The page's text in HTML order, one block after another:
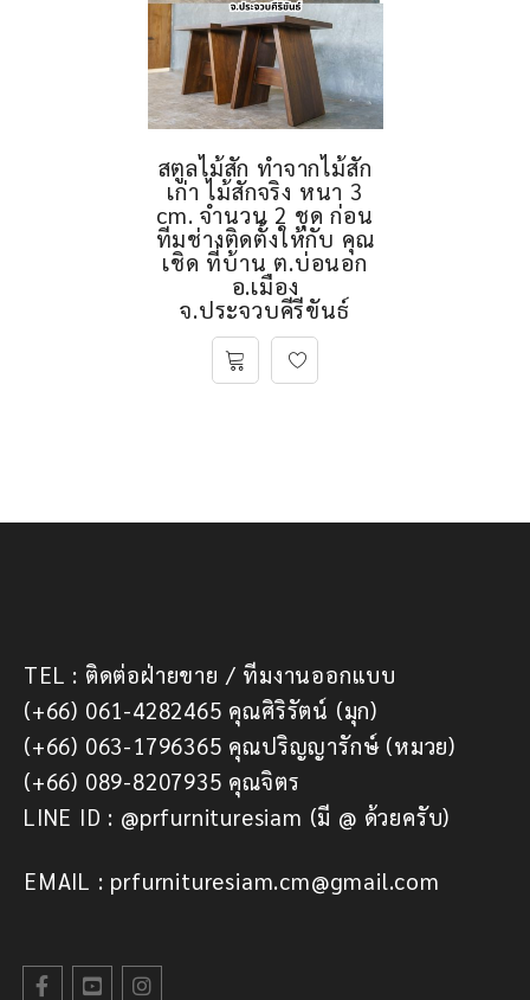
สตูลไม้สัก ทำจากไม้สัก
เก่า ไม้สักจริง หนา 3
cm. จำนวน 2 ชุด ก่อน
ทีมช่างติดตั้งให้กับ คุณ
เชิด ที่บ้าน ต.บ่อนอก
อ.เมือง
จ.ประจวบคีรีขันธ์
TEL : ติดต่อฝ่ายขาย / ทีมงานออกแบบ
(+66) 061-4282465 คุณศิริรัตน์ (มุก)
(+66) 063-1796365 คุณปริญญารักษ์ (หมวย)
(+66) 089-8207935 คุณจิตร
LINE ID : @prfurnituresiam (มี @ ด้วยครับ)
EMAIL : prfurnituresiam.cm@gmail.com